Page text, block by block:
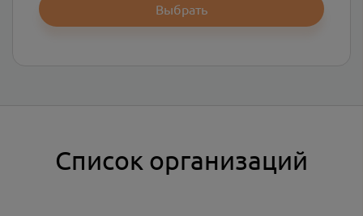
Выбрать
Список организаций